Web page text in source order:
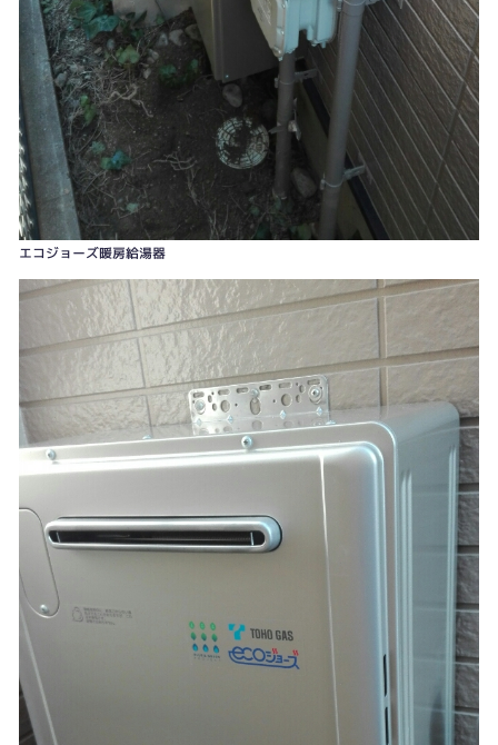
既設床暖リモコン・台所リモコン
エコジョーズ暖房給湯器
浴室暖房乾燥機リモコン